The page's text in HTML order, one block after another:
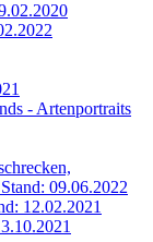
- Artenportraits
09.06.2022
12.02.2021